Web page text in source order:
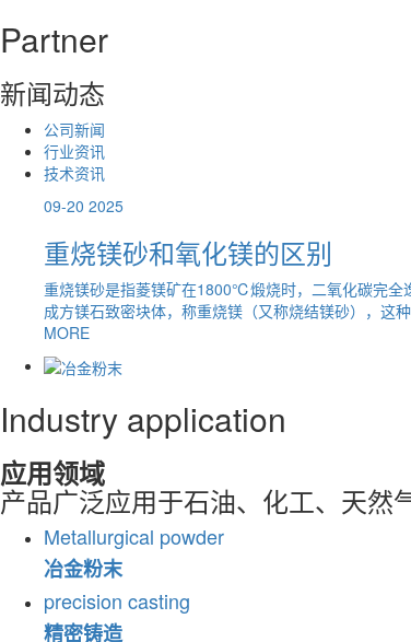
Partner
新闻动态
公司新闻
行业资讯
技术资讯
09-20 2025
轻烧镁粉用途
轻烧镁粉是抗折、耐压、高强度、气硬、胶凝材料，广
药、化工、造纸、造船等行业。轻烧镁粉在建材工业
MORE
Industry application
应用领域
产品广泛应用于石油、化工、天然
Metallurgical powder
冶金粉末
precision casting
精密铸造